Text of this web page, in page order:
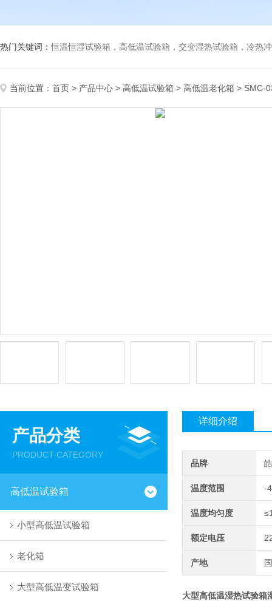
热门关键词：恒温恒湿试验箱，高低温试验箱，交变湿热试验箱，冷热冲击试验
当前位置： 首页 > 产品中心 > 高低温试验箱 > 高低温老化箱 > SMC-
产品分类
PRODUCT CATEGORY
高低温试验箱
小型高低温试验箱
老化箱
大型高低温变试验箱
详细介绍
品牌
温度范围 -
温度均匀度
额定电压
产地
大型高低温湿热试验箱